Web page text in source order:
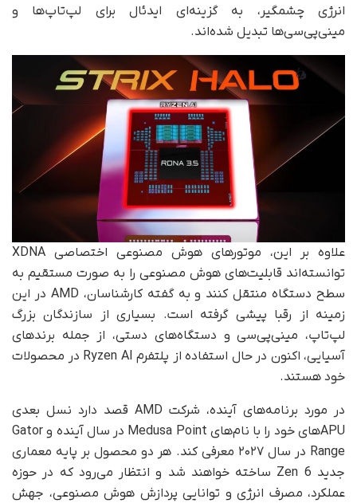
انرژی چشمگیر، به گزینه‌ای ایدئال برای لپ‌تاپ‌ها و
مینی‌پی‌سی‌ها تبدیل شده‌اند.
علاوه بر این، موتورهای هوش مصنوعی اختصاصی XDNA
توانسته‌اند قابلیت‌های هوش مصنوعی را به صورت مستقیم به
سطح دستگاه منتقل کنند و به گفته کارشناسان، AMD در این
زمینه از رقبا پیشی گرفته است. بسیاری از سازندگان بزرگ
لپ‌تاپ، مینی‌پی‌سی و دستگاه‌های دستی، از جمله برندهای
آسیایی، اکنون در حال استفاده از پلتفرم Ryzen AI در محصولات
خود هستند.
در مورد برنامه‌های آینده، شرکت AMD قصد دارد نسل بعدی
APUهای خود را با نام‌های Medusa Point در سال آینده و Gator
Range در سال ۲۰۲۷ معرفی کند. هر دو محصول بر پایه معماری
جدید Zen 6 ساخته خواهند شد و انتظار می‌رود که در حوزه
عملکرد، مصرف انرژی و توانایی پردازش هوش مصنوعی، جهش